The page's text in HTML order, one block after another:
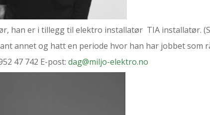
han er i tillegg til elektro installatør TIA installatør.
annet og hatt en periode hvor han har jobbet som
47 742 E-post: dag@miljo-elektro.no